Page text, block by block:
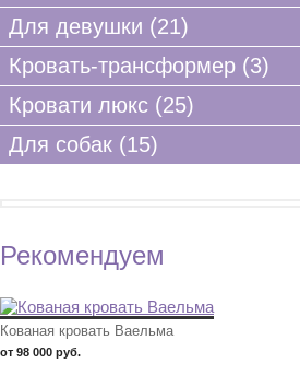
Для девушки (21)
Кровать-трансформер (3)
Кровати люкс (25)
Для собак (15)
Рекомендуем
Кованая кровать Ваельма
от 98 000 руб.